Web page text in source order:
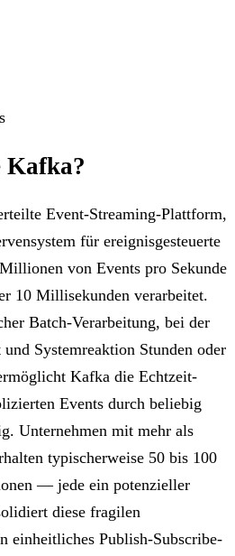
Kafka?
Event-Streaming-Plattform,
für ereignisgesteuerte
von Events pro Sekunde
10 Millisekunden verarbeitet.
Batch-Verarbeitung, bei der
Systemreaktion Stunden oder
Kafka die Echtzeit-
Events durch beliebig
Unternehmen mit mehr als
typischerweise 50 bis 100
— jede ein potenzieller
diese fragilen
einheitliches Publish-Subscribe-